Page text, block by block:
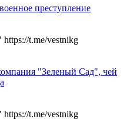
преступление
t.me/vestnikg
"Зеленый Сад", чей
t.me/vestnikg